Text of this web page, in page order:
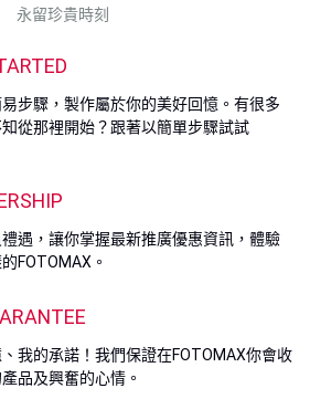
永留珍貴時刻
步驟，製作屬於你的美好回憶。有很多
從那裡開始？跟著以簡單步驟試試
遇，讓你掌握最新推廣優惠資訊，體驗
FOTOMAX。
我的承諾！我們保證在FOTOMAX你會收
品及興奮的心情。